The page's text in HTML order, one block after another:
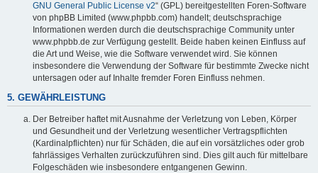
GNU General Public License v2“ (GPL) bereitgestellten Foren-Software
von phpBB Limited (www.phpbb.com) handelt; deutschsprachige
Informationen werden durch die deutschsprachige Community unter
www.phpbb.de zur Verfügung gestellt. Beide haben keinen Einfluss auf
die Art und Weise, wie die Software verwendet wird. Sie können
insbesondere die Verwendung der Software für bestimmte Zwecke nicht
untersagen oder auf Inhalte fremder Foren Einfluss nehmen.
5. GEWÄHRLEISTUNG
Der Betreiber haftet mit Ausnahme der Verletzung von Leben, Körper
und Gesundheit und der Verletzung wesentlicher Vertragspflichten
(Kardinalpflichten) nur für Schäden, die auf ein vorsätzliches oder grob
fahrlässiges Verhalten zurückzuführen sind. Dies gilt auch für mittelbare
Folgeschäden wie insbesondere entgangenen Gewinn.